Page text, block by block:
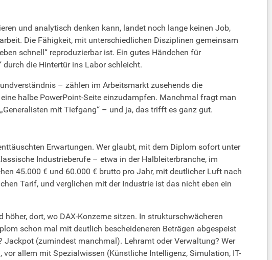
und analytisch denken kann, landet noch lange keinen Job,
Die Fähigkeit, mit unterschiedlichen Disziplinen gemeinsam
schnell“ reproduzierbar ist. Ein gutes Händchen für
die Hintertür ins Labor schleicht.
– zählen im Arbeitsmarkt zusehends die
halbe PowerPoint-Seite einzudampfen. Manchmal fragt man
mit Tiefgang“ – und ja, das trifft es ganz gut.
Erwartungen. Wer glaubt, mit dem Diplom sofort unter
Industrieberufe – etwa in der Halbleiterbranche, im
45.000 € und 60.000 € brutto pro Jahr, mit deutlicher Luft nach
Tarif, und verglichen mit der Industrie ist das nicht eben ein
dort, wo DAX-Konzerne sitzen. In strukturschwächeren
schon mal mit deutlich bescheideneren Beträgen abgespeist
(zumindest manchmal). Lehramt oder Verwaltung? Wer
allem mit Spezialwissen (Künstliche Intelligenz, Simulation, IT-